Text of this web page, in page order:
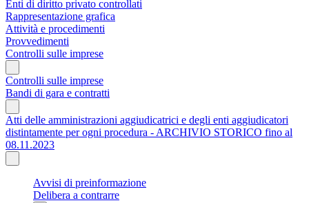
Enti di diritto privato controllati
Rappresentazione grafica
Attività e procedimenti
Provvedimenti
Controlli sulle imprese
Controlli sulle imprese
Bandi di gara e contratti
Atti delle amministrazioni aggiudicatrici e degli enti aggiudicatori
distintamente per ogni procedura - ARCHIVIO STORICO fino al
08.11.2023
Avvisi di preinformazione
Delibera a contrarre